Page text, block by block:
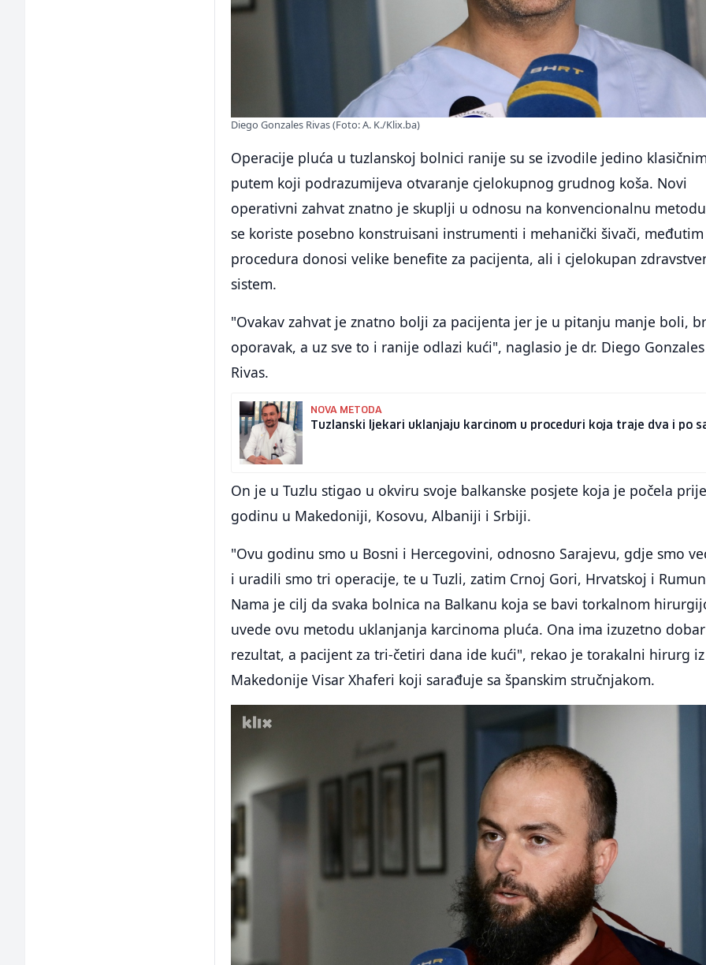
Diego Gonzales Rivas (Foto: A. K./Klix.ba)
Operacije pluća u tuzlanskoj bolnici ranije su se izvodile jedino
putem koji podrazumijeva otvaranje cjelokupnog grudnog koša. Novi
operativni zahvat znatno je skuplji u odnosu na konvencionalnu
se koriste posebno konstruisani instrumenti i mehanički šivači,
procedura donosi velike benefite za pacijenta, ali i cjelokupan
sistem.
"Ovakav zahvat je znatno bolji za pacijenta jer je u pitanju manje boli,
oporavak, a uz sve to i ranije odlazi kući", naglasio je dr. Diego Gonzales
Rivas.
NOVA METODA
Tuzlanski ljekari uklanjaju karcinom u proceduri koja traje dva i po
On je u Tuzlu stigao u okviru svoje balkanske posjete koja je počela
godinu u Makedoniji, Kosovu, Albaniji i Srbiji.
"Ovu godinu smo u Bosni i Hercegovini, odnosno Sarajevu, gdje smo
i uradili smo tri operacije, te u Tuzli, zatim Crnoj Gori, Hrvatskoj i
Nama je cilj da svaka bolnica na Balkanu koja se bavi torkalnom
uvede ovu metodu uklanjanja karcinoma pluća. Ona ima izuzetno dobar
rezultat, a pacijent za tri-četiri dana ide kući", rekao je torakalni hirurg iz
Makedonije Visar Xhaferi koji sarađuje sa španskim stručnjakom.